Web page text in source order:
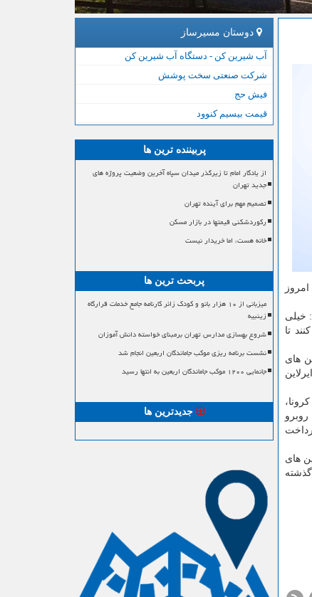
خیلی
تا
با سود ۱۲ درصد برای ایرلاین های
کرونا،
های
گذشته
دوستان مسیرساز
آب شیرین کن - دستگاه آب شیرین کن
شرکت صنعتی سخت پوشش
فیش حج
قیمت بیسیم کنوود
پربیننده ترین ها
از یادگار امام تا زیرگذر میدان سپاه آخرین وضعیت پروژه های
جدید تهران
تصمیم مهم برای آینده تهران
رکوردشکنی قیمتها در بازار مسکن
خانه هست، اما خریدار نیست
پربحث ترین ها
میزبانی از ۱۰ هزار بانو و کودک زائر کارنامه جامع خدمات قرارگاه
زینبیه
شروع بهسازی مدارس تهران برمبنای خواسته دانش آموزان
نشست برنامه ریزی موکب جاماندگان اربعین انجام شد
جانمایی ۱۲۰۰ موکب جاماندگان اربعین به انتها رسید
جدیدترین ها